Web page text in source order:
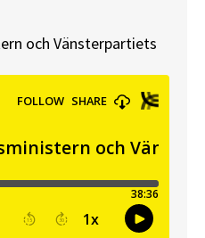
och Vänsterpartiets